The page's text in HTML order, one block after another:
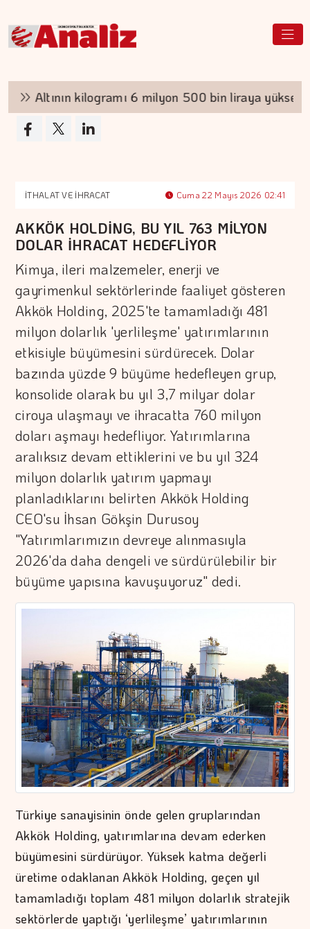
kilogramı 6 milyon 500 bin liraya yükseldi
İTHALAT VE İHRACAT Cuma 22 Mayıs 2026 02:41
AKKÖK HOLDİNG, BU YIL 763 MİLYON
DOLAR İHRACAT HEDEFLİYOR
Kimya, ileri malzemeler, enerji ve
gayrimenkul sektörlerinde faaliyet gösteren
Akkök Holding, 2025'te tamamladığı 481
milyon dolarlık 'yerlileşme' yatırımlarının
etkisiyle büyümesini sürdürecek. Dolar
bazında yüzde 9 büyüme hedefleyen grup,
konsolide olarak bu yıl 3,7 milyar dolar
ciroya ulaşmayı ve ihracatta 760 milyon
doları aşmayı hedefliyor. Yatırımlarına
aralıksız devam ettiklerini ve bu yıl 324
milyon dolarlık yatırım yapmayı
planladıklarını belirten Akkök Holding
CEO'su İhsan Gökşin Durusoy
"Yatırımlarımızın devreye alınmasıyla
2026'da daha dengeli ve sürdürülebilir bir
büyüme yapısına kavuşuyoruz" dedi.
Türkiye sanayisinin önde gelen gruplarından
Akkök Holding, yatırımlarına devam ederken
büyümesini sürdürüyor. Yüksek katma değerli
üretime odaklanan Akkök Holding, geçen yıl
tamamladığı toplam 481 milyon dolarlık stratejik
sektörlerde yaptığı ‘yerlileşme’ yatırımlarının